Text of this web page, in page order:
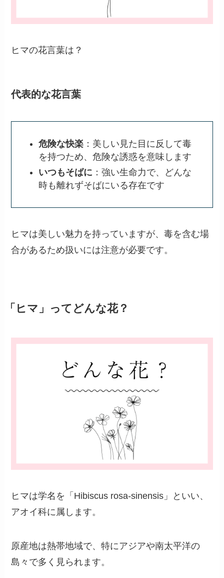
ヒマの花言葉は？
代表的な花言葉
危険な快楽 ：美しい見た目に反して毒
を持つため、危険な誘惑を意味します
いつもそばに ：強い生命力で、どんな
時も離れずそばにいる存在です
ヒマは美しい魅力を持っていますが、毒を含む場
合があるため扱いには注意が必要です。
「ヒマ」ってどんな花？
ヒマは学名を「Hibiscus rosa-sinensis」といい、
アオイ科に属します。
原産地は熱帯地域で、特にアジアや南太平洋の
島々で多く見られます。